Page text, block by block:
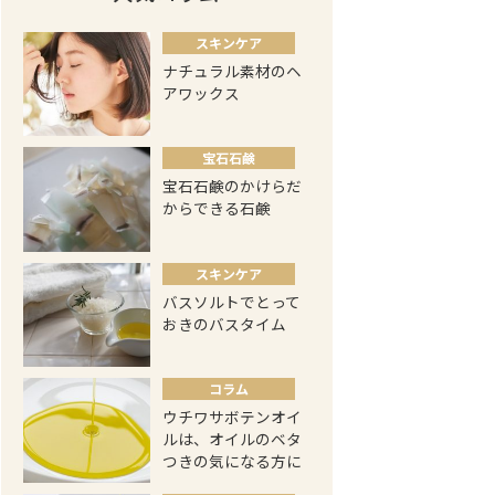
スキンケア
ナチュラル素材のヘ
アワックス
宝石石鹸
宝石石鹸のかけらだ
からできる石鹸
スキンケア
バスソルトでとって
おきのバスタイム
コラム
ウチワサボテンオイ
ルは、オイルのベタ
つきの気になる方に